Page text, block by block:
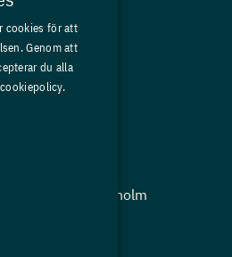
114 85 Stockholm
cookies för att
Genom att
du alla